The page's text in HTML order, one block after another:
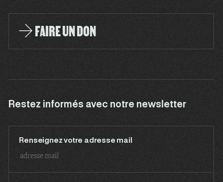
FAIRE UN DON
Restez informés avec notre newsletter
Renseignez votre adresse mail